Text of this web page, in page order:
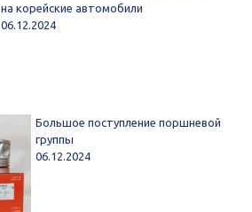
на корейские автомобили
06.12.2024
Большое поступление поршневой
группы
06.12.2024